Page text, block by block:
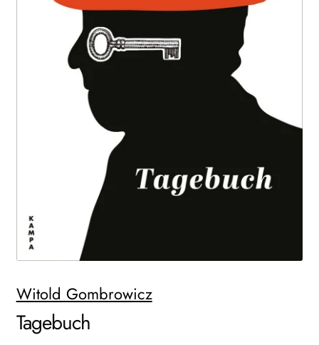
WEITERE VERLAGE
Witold Gombrowicz
Tagebuch